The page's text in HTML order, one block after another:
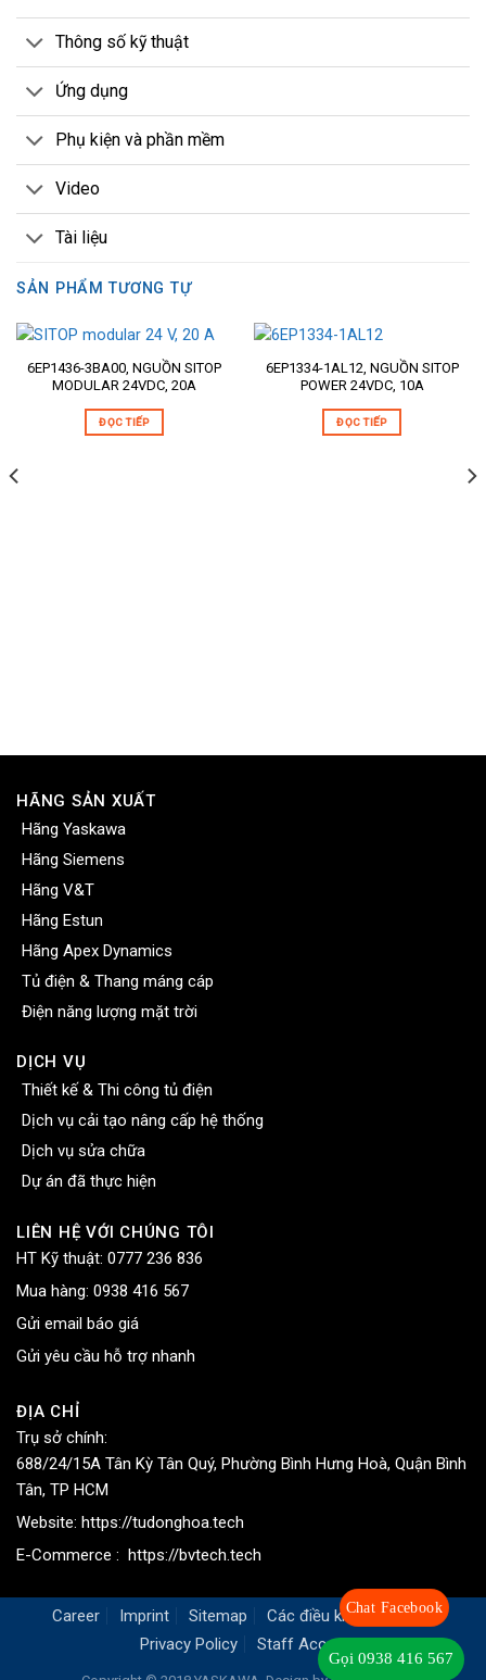
Thông số kỹ thuật
Ứng dụng
Phụ kiện và phần mềm
Video
Tài liệu
SẢN PHẨM TƯƠNG TỰ
6EP1436-3BA00, NGUỒN SITOP
MODULAR 24VDC, 20A
ĐỌC TIẾP
6EP1334-1AL12, NGUỒN SITOP
POWER 24VDC, 10A
ĐỌC TIẾP
Chat Facebook
Gọi 0938 416 567
HÃNG SẢN XUẤT
Hãng Yaskawa
Hãng Siemens
Hãng V&T
Hãng Estun
Hãng Apex Dynamics
Tủ điện & Thang máng cáp
Điện năng lượng mặt trời
DỊCH VỤ
Thiết kế & Thi công tủ điện
Dịch vụ cải tạo nâng cấp hệ thống
Dịch vụ sửa chữa
Dự án đã thực hiện
LIÊN HỆ VỚI CHÚNG TÔI
HT Kỹ thuật: 0777 236 836
Mua hàng: 0938 416 567
Gửi email báo giá
Gửi yêu cầu hỗ trợ nhanh
ĐỊA CHỈ
Trụ sở chính:
688/24/15A Tân Kỳ Tân Quý, Phường Bình Hưng Hoà, Quận Bình
Tân, TP HCM
Website: https://tudonghoa.tech
E-Commerce : https://bvtech.tech
Career Imprint Sitemap
Các điều khoản chung
Privacy Policy
Staff Access